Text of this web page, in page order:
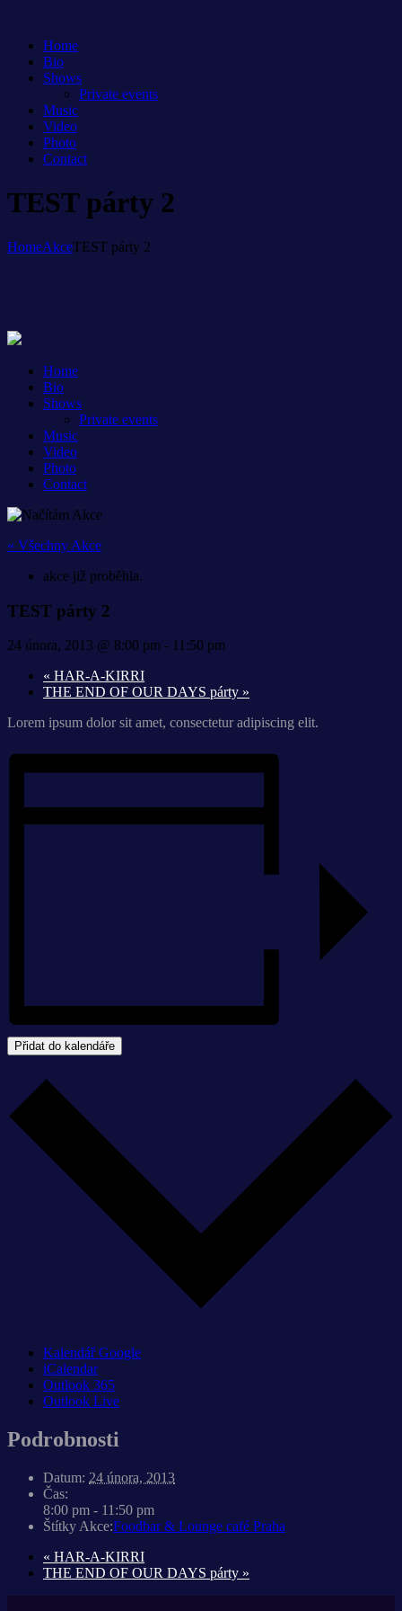
Home
Bio
Shows
Private events
Music
Video
Photo
Contact
TEST párty 2
HomeAkceTEST párty 2
Home
Bio
Shows
Private events
Music
Video
Photo
Contact
« Všechny Akce
akce již proběhla.
TEST párty 2
24 února, 2013 @ 8:00 pm - 11:50 pm
« HAR-A-KIRRI
THE END OF OUR DAYS párty »
Lorem ipsum dolor sit amet, consectetur adipiscing elit.
Přidat do kalendáře
Kalendář Google
iCalendar
Outlook 365
Outlook Live
Podrobnosti
Datum: 24 února, 2013
Čas:
8:00 pm - 11:50 pm
Štítky Akce:Foodbar & Lounge café Praha
« HAR-A-KIRRI
THE END OF OUR DAYS párty »